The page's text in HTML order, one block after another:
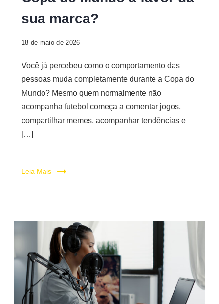
sua marca?
18 de maio de 2026
Você já percebeu como o comportamento das
pessoas muda completamente durante a Copa do
Mundo? Mesmo quem normalmente não
acompanha futebol começa a comentar jogos,
compartilhar memes, acompanhar tendências e
[…]
Leia Mais